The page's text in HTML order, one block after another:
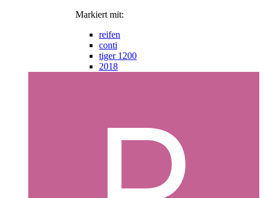
Markiert mit:
reifen
conti
tiger 1200
2018